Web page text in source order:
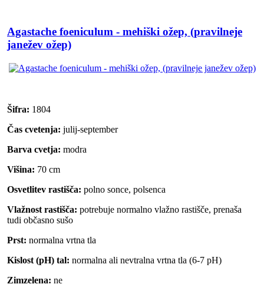
Agastache foeniculum - mehiški ožep, (pravilneje
janežev ožep)
Šifra: 1804
Čas cvetenja: julij-september
Barva cvetja: modra
Višina: 70 cm
Osvetlitev rastišča: polno sonce, polsenca
Vlažnost rastišča: potrebuje normalno vlažno rastišče, prenaša
tudi občasno sušo
Prst: normalna vrtna tla
Kislost (pH) tal: normalna ali nevtralna vrtna tla (6-7 pH)
Zimzelena: ne